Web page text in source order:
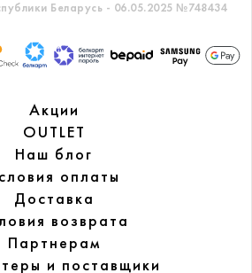
Беларусь - 06.05.2025 №748434
Акции
OUTLET
Наш блог
оплаты
Доставка
возврата
Партнерам
и поставщики